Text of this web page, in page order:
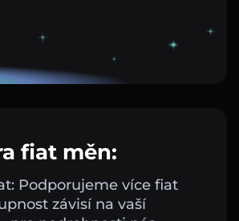
fiat měn:
Podporujeme více fiat
závisí na vaší